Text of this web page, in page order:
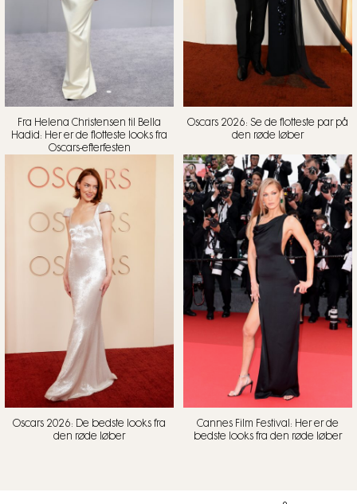
Fra Helena Christensen til Bella
Hadid: Her er de flotteste looks fra
Oscars-efterfesten
Oscars 2026: Se de flotteste par på
den røde løber
Oscars 2026: De bedste looks fra
den røde løber
Cannes Film Festival: Her er de
bedste looks fra den røde løber